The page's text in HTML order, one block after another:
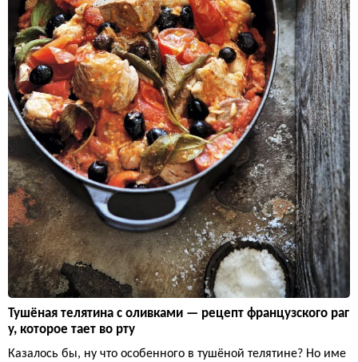
Тушёная телятина с оливками — рецепт французского раг
у, которое тает во рту
Казалось бы, ну что особенного в тушёной телятине? Но име